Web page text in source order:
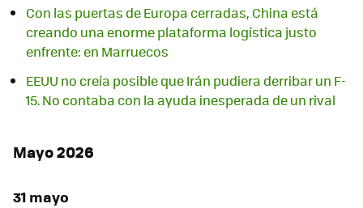
Con las puertas de Europa cerradas, China está
creando una enorme plataforma logística justo
enfrente: en Marruecos
EEUU no creía posible que Irán pudiera derribar un F-
15. No contaba con la ayuda inesperada de un rival
Mayo 2026
31 mayo